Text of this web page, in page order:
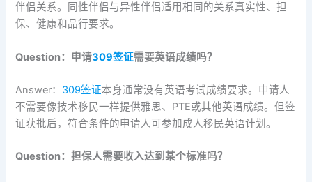
伴侣关系。同性伴侣与异性伴侣适用相同的关系真实性、担
保、健康和品行要求。
Question：申请309签证需要英语成绩吗？
Answer： 309签证本身通常没有英语考试成绩要求。申请人
不需要像技术移民一样提供雅思、PTE或其他英语成绩。但签
证获批后，符合条件的申请人可参加成人移民英语计划。
Question：担保人需要收入达到某个标准吗？